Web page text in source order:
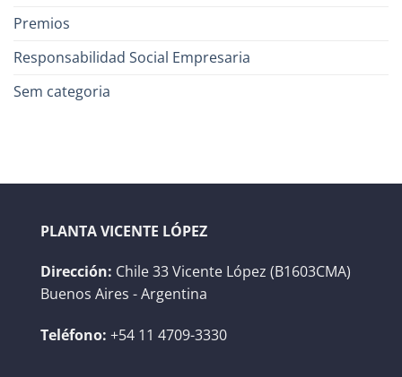
Premios
Responsabilidad Social Empresaria
Sem categoria
PLANTA VICENTE LÓPEZ
Dirección: Chile 33 Vicente López (B1603CMA)
Buenos Aires - Argentina
Teléfono: +54 11 4709-3330